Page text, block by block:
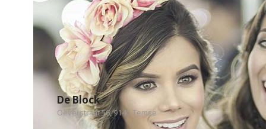
De Block
Oeverstraat 56, 9140 Temse